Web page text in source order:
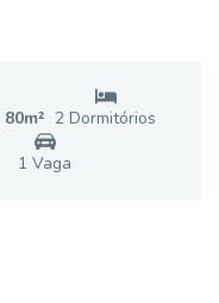
80m² 2 Dormitórios
1 Vaga